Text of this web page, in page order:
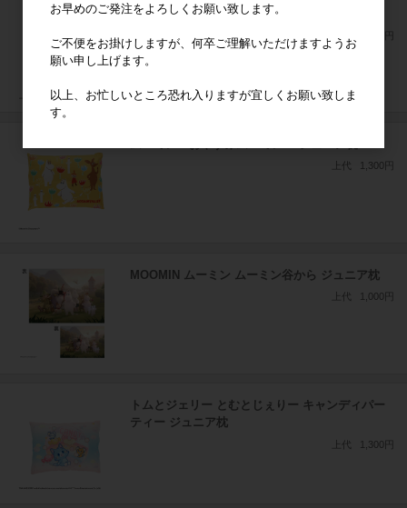
シナモロール ふんわりペール ジュニア枕
1,300円
上代 1,300円
MOOMIN ムーミン ムーミン谷から ジュニア枕
上代 1,000円
トムとジェリー とむとじぇりー キャンディパー
ティー ジュニア枕
上代 1,300円
お早めのご発注をよろしくお願い致します。
ご不便をお掛けしますが、何卒ご理解いただけますようお
願い申し上げます。
以上、お忙しいところ恐れ入りますが宜しくお願い致しま
す。